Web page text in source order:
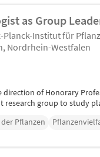
as Group
Planck-Institut für
Nordrhein-Westfalen
of Honorary
research group to study
Pflanzen